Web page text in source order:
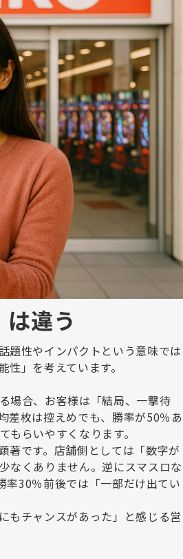
違う
題性やインパクトという意味では
」を考えています。
場合、お客様は「結局、一撃待
差枚は控えめでも、勝率が50％あ
らいやすくなります。
著です。店舗側としては「数字が
なくありません。逆にスマスロな
率30％前後では「一部だけ出てい
もチャンスがあった」と感じる営